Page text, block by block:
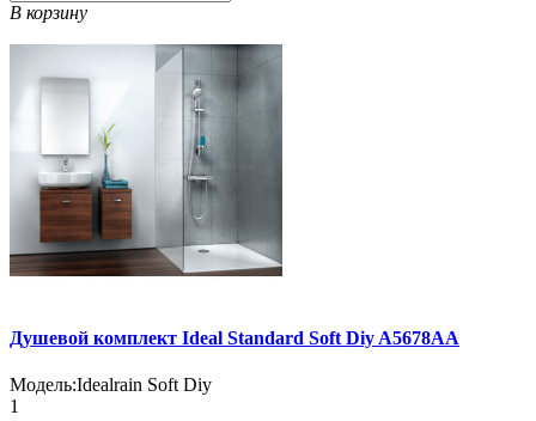
В корзину
Душевой комплект Ideal Standard Soft Diy A5678AA
Модель:Idealrain Soft Diy
1